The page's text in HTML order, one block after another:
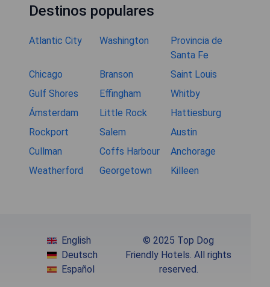
Destinos populares
Atlantic City Washington
Provincia de
Santa Fe
Chicago
Branson
Saint Louis
Gulf Shores
Effingham
Whitby
Ámsterdam
Little Rock
Hattiesburg
Rockport
Salem
Austin
Cullman
Coffs Harbour
Anchorage
Weatherford
Georgetown Killeen
English
Deutsch
Español
© 2025 Top Dog
Friendly Hotels. All rights
reserved.